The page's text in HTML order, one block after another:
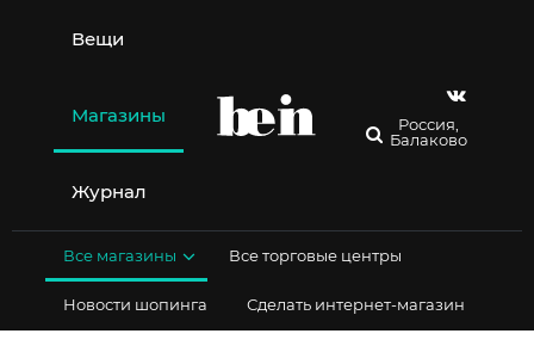
содержимому
Вещи
Магазины
Журнал
Россия,
Балаково
Все магазины Все торговые центры
Новости шопинга Сделать интернет-магазин